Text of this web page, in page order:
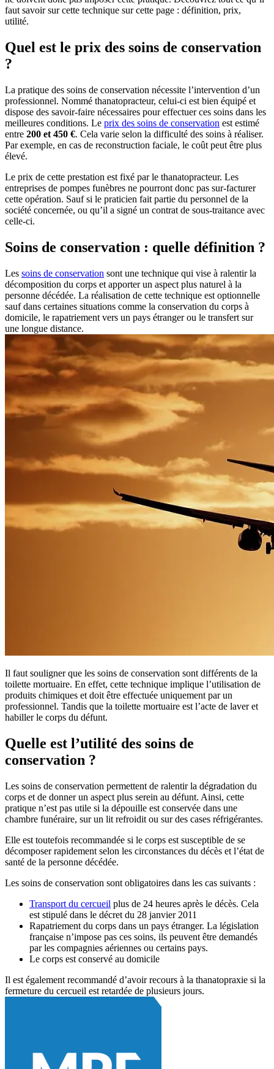
faut savoir sur cette technique sur cette page : définition, prix,
utilité.
Quel est le prix des soins de conservation
?
La pratique des soins de conservation nécessite l’intervention d’un
professionnel. Nommé thanatopracteur, celui-ci est bien équipé et
dispose des savoir-faire nécessaires pour effectuer ces soins dans les
meilleures conditions. Le prix des soins de conservation est estimé
entre 200 et 450 €. Cela varie selon la difficulté des soins à réaliser.
Par exemple, en cas de reconstruction faciale, le coût peut être plus
élevé.
Le prix de cette prestation est fixé par le thanatopracteur. Les
entreprises de pompes funèbres ne pourront donc pas sur-facturer
cette opération. Sauf si le praticien fait partie du personnel de la
société concernée, ou qu’il a signé un contrat de sous-traitance avec
celle-ci.
Soins de conservation : quelle définition ?
Les soins de conservation sont une technique qui vise à ralentir la
décomposition du corps et apporter un aspect plus naturel à la
personne décédée. La réalisation de cette technique est optionnelle
sauf dans certaines situations comme la conservation du corps à
domicile, le rapatriement vers un pays étranger ou le transfert sur
une longue distance.
Il faut souligner que les soins de conservation sont différents de la
toilette mortuaire. En effet, cette technique implique l’utilisation de
produits chimiques et doit être effectuée uniquement par un
professionnel. Tandis que la toilette mortuaire est l’acte de laver et
habiller le corps du défunt.
Quelle est l’utilité des soins de
conservation ?
Les soins de conservation permettent de ralentir la dégradation du
corps et de donner un aspect plus serein au défunt. Ainsi, cette
pratique n’est pas utile si la dépouille est conservée dans une
chambre funéraire, sur un lit refroidit ou sur des cases réfrigérantes.
Elle est toutefois recommandée si le corps est susceptible de se
décomposer rapidement selon les circonstances du décès et l’état de
santé de la personne décédée.
Les soins de conservation sont obligatoires dans les cas suivants :
Transport du cercueil plus de 24 heures après le décès. Cela
est stipulé dans le décret du 28 janvier 2011
Rapatriement du corps dans un pays étranger. La législation
française n’impose pas ces soins, ils peuvent être demandés
par les compagnies aériennes ou certains pays.
Le corps est conservé au domicile
Il est également recommandé d’avoir recours à la thanatopraxie si la
fermeture du cercueil est retardée de plusieurs jours.